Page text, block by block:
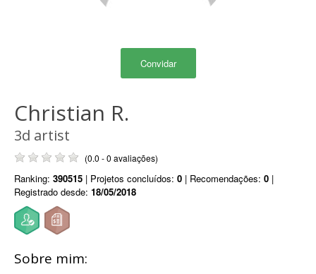
Convidar
Christian R.
3d artist
(0.0 - 0 avaliações)
Ranking: 390515 | Projetos concluídos: 0 | Recomendações: 0 |
Registrado desde: 18/05/2018
Sobre mim: